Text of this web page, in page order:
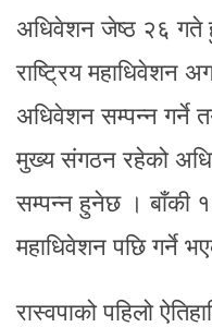
अधिवेशन जेष्ठ २६ गते
राष्ट्रिय महाधिवेशन
अधिवेशन सम्पन्न गर्ने
मुख्य संगठन रहेको
सम्पन्न हुनेछ । बाँकी
महाधिवेशन पछि गर्ने
रास्वपाको पहिलो